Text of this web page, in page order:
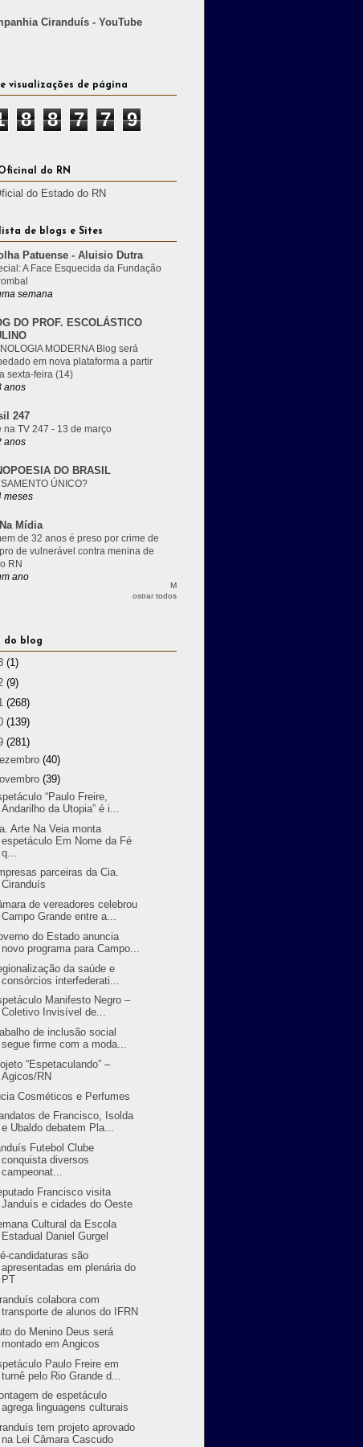
Ciranduís - YouTube
visualizações de página
8 8 7 7 9
do RN
do Estado do RN
de blogs e Sites
Patuense - Aluisio Dutra
A Face Esquecida da Fundação
semana
DO PROF. ESCOLÁSTICO
MODERNA Blog será
em nova plataforma a partir
sexta-feira (14)
anos
247
na TV 247 - 13 de março
anos
DO BRASIL
ÚNICO?
meses
Mídia
de 32 anos é preso por crime de
de vulnerável contra menina de
RN
ano
M
ostrar todos
do blog
(1)
(9)
(268)
(139)
(281)
(40)
(39)
“Paulo Freire,
Andarilho da Utopia” é i...
Arte Na Veia monta
espetáculo Em Nome da Fé
q...
parceiras da Cia.
Ciranduís
de vereadores celebrou
Campo Grande entre a...
do Estado anuncia
novo programa para Campo...
da saúde e
consórcios interfederati...
Manifesto Negro –
Coletivo Invisível de...
de inclusão social
segue firme com a moda...
“Espetaculando” –
Agicos/RN
Cosméticos e Perfumes
de Francisco, Isolda
e Ubaldo debatem Pla...
Futebol Clube
conquista diversos
campeonat...
Francisco visita
Janduís e cidades do Oeste
Cultural da Escola
Estadual Daniel Gurgel
candidaturas são
apresentadas em plenária do
PT
colabora com
transporte de alunos do IFRN
do Menino Deus será
montado em Angicos
Paulo Freire em
turnê pelo Rio Grande d...
de espetáculo
agrega linguagens culturais
tem projeto aprovado
na Lei Câmara Cascudo